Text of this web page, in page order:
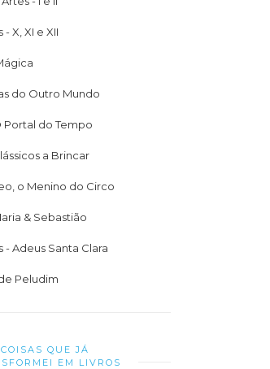
X, XI e XII
do Outro Mundo
Portal do Tempo
a Brincar
o Menino do Circo
& Sebastião
- Adeus Santa Clara
Peludim
COISAS QUE JÁ
EM LIVROS